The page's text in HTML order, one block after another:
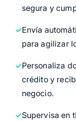
segura y
Envía
para agilizar
Personaliza
crédito y
negocio.
Supervisa en